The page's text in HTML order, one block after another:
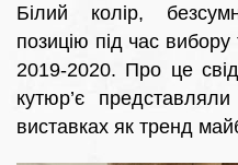
Білий колір,
позицію під час
2019-2020. Про це
кутюр’є
виставках як тренд